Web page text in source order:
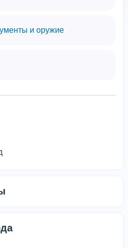
и оружие